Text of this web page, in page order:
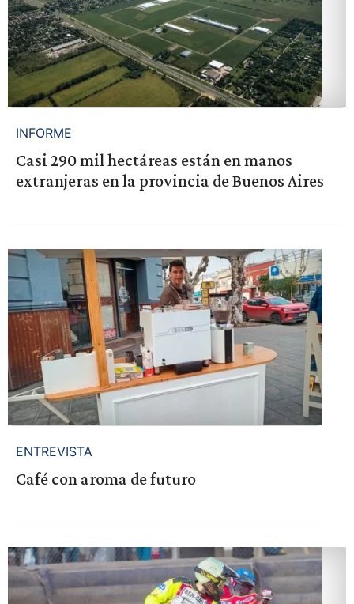
INFORME
Casi 290 mil hectáreas están en manos
extranjeras en la provincia de Buenos Aires
ENTREVISTA
Café con aroma de futuro